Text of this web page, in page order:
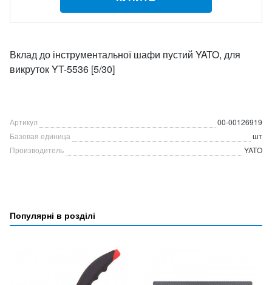
Вклад до інструментальної шафи пустий YATO, для
викруток YT-5536 [5/30]
Артикул
00-00126919
Базовая единица
шт
Производитель
YATO
Популярні в розділі